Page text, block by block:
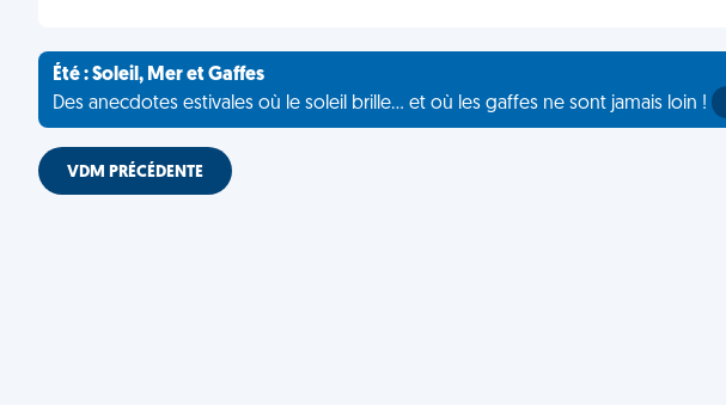
Été : Soleil, Mer et Gaffes
Des anecdotes estivales où le soleil brille... et où les gaffes ne sont jamais loin !
VDM PRÉCÉDENTE